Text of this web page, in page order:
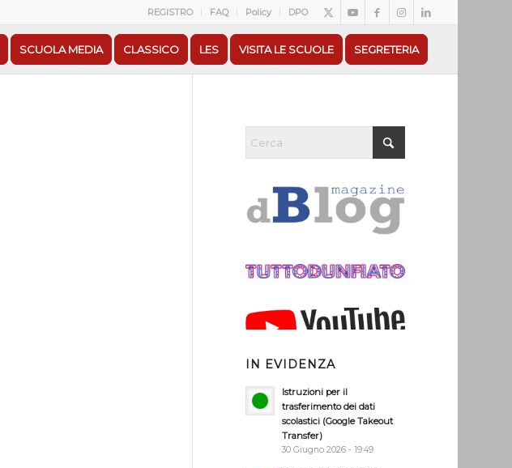
REGISTRO FAQ Policy DPO
SCUOLA MEDIA CLASSICO LES VISITA LE SCUOLE SEGRETERIA
IN EVIDENZA
Istruzioni per il
trasferimento dei dati
scolastici (Google Takeout
Transfer)
30 Giugno 2026 - 19:49